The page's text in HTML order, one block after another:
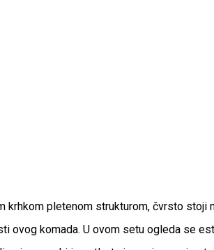
krhkom pletenom strukturom, čvrsto
ovog komada. U ovom setu ogleda se